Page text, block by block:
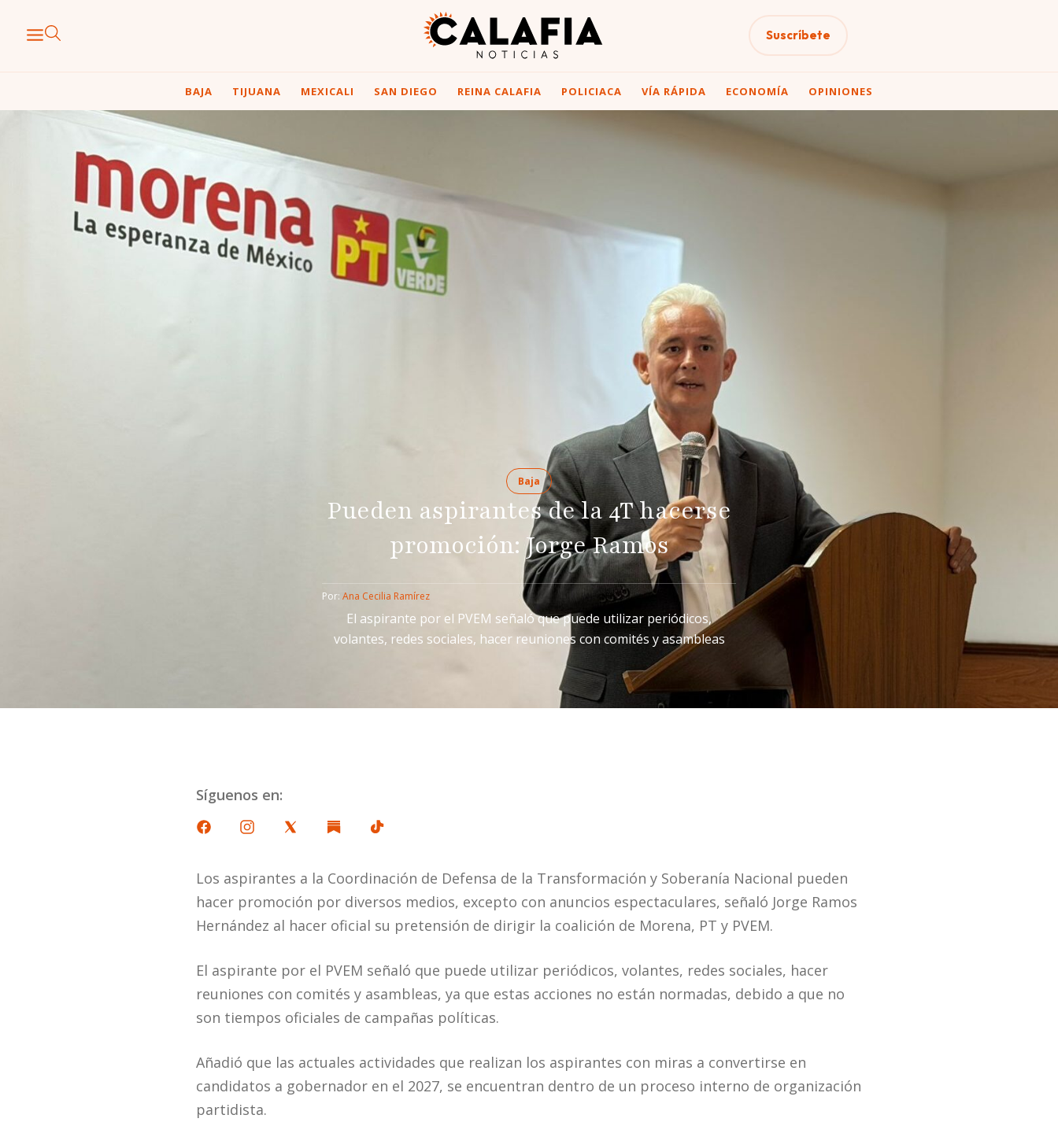
Suscríbete
BAJA TIJUANA MEXICALI SAN DIEGO REINA CALAFIA POLICIACA VÍA RÁPIDA ECONOMÍA OPINIONES
Baja
Pueden aspirantes de la 4T hacerse
promoción: Jorge Ramos
Por: Ana Cecilia Ramírez
El aspirante por el PVEM señaló que puede utilizar periódicos,
volantes, redes sociales, hacer reuniones con comités y asambleas
Síguenos en:
Los aspirantes a la Coordinación de Defensa de la Transformación y Soberanía Nacional pueden
hacer promoción por diversos medios, excepto con anuncios espectaculares, señaló Jorge Ramos
Hernández al hacer oficial su pretensión de dirigir la coalición de Morena, PT y PVEM.
El aspirante por el PVEM señaló que puede utilizar periódicos, volantes, redes sociales, hacer
reuniones con comités y asambleas, ya que estas acciones no están normadas, debido a que no
son tiempos oficiales de campañas políticas.
Añadió que las actuales actividades que realizan los aspirantes con miras a convertirse en
candidatos a gobernador en el 2027, se encuentran dentro de un proceso interno de organización
partidista.